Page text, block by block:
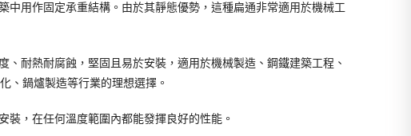
中用作固定承重結構。由於其靜態優勢，這種扁通非常適用於機械工
、耐熱耐腐蝕，堅固且易於安裝，適用於機械製造、鋼鐵建築工程、
、鍋爐製造等行業的理想選擇。
裝，在任何溫度範圍內都能發揮良好的性能。